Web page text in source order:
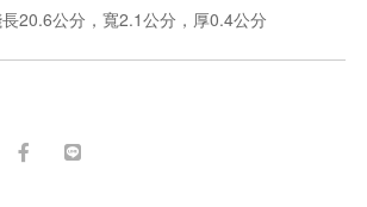
20.6公分，寬2.1公分，厚0.4公分